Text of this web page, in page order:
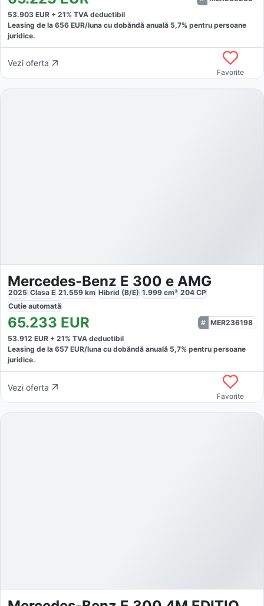
53.903 EUR + 21% TVA deductibil
Leasing de la 656 EUR/luna cu dobăndă anuală 5,7% pentru persoane
juridice.
Vezi oferta
Favorite
Mercedes-Benz E 300 e AMG
2025 Clasa E 21.559 km Hibrid (B/E) 1.999 cm³ 204 CP
Cutie automată
65.233 EUR
MER236198
53.912 EUR + 21% TVA deductibil
Leasing de la 657 EUR/luna cu dobăndă anuală 5,7% pentru persoane
juridice.
Vezi oferta
Favorite